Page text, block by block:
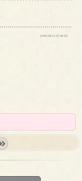
[2020-08-11 07:48:20]